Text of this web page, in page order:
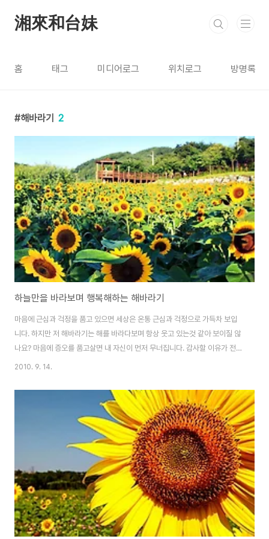
湘來和台妹
홈 태그 미디어로그 위치로그 방명록
해바라기 2
하늘만을 바라보며 행복해하는 해바라기
마음에 근심과 걱정을 품고 있으면 세상은 온통 근심과 걱정으로 가득차 보입
니다. 하지만 저 해바라기는 해를 바라다보며 항상 웃고 있는것 같아 보이질 않
나요? 마음에 증오를 품고살면 내 자신이 먼저 무너집니다. 감사할 이유가 전혀
없어 보이는 세상인가요? 결국 감사는, 행복은. 희망은, 내 안에서 찾아야 합니
2010. 9. 14.